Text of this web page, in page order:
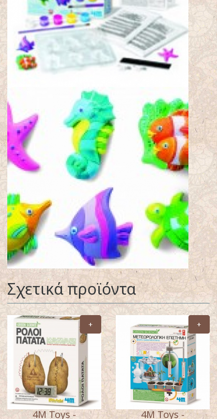
Σχετικά προϊόντα
+
4M Toys -
+
4M Toys -